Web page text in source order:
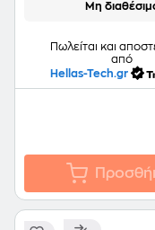
Μη
Πωλείται και
από
Hellas-Tech.gr